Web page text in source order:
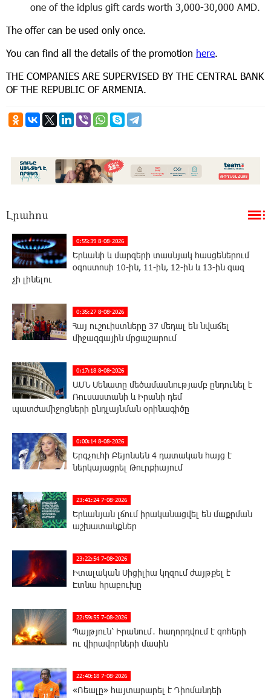
one of the idplus gift cards worth 3,000-30,000 AMD.
The offer can be used only once.
You can find all the details of the promotion here
THE COMPANIES ARE SUPERVISED BY THE CENTRAL BANK
OF THE REPUBLIC OF ARMENIA.
Լրահոս
0:55:39 8-08-2026
Երևանի և մարզերի տասնյակ հասցեներում
օգոստոսի 10-ին, 11-ին, 12-ին և 13-ին գազ
չի լինելու
0:35:27 8-08-2026
Հայ ուշուիստները 37 մեդալ են նվաճել
միջազգային մրցաշարում
0:17:18 8-08-2026
ԱՄՆ Սենատը մեծամասնությամբ ընդունել է
Ռուսաստանի և Իրանի դեմ
պատժամիջոցների ընդլայնման օրինագիծը
0:00:14 8-08-2026
Երգչուհի Բեյոնսեն ​​4 դատական հայց է
ներկայացրել Թուրքիայում
23:41:24 7-08-2026
Երևանյան լճում իրականացվել են մաքրման
աշխատանքներ
23:22:54 7-08-2026
Իտալական Սիցիլիա կղզում ժայթքել է
Էտնա հրաբուխը
22:59:55 7-08-2026
Պայթյուն՝ Իրանում․ հաղորդվում է զոհերի
ու վիրավորների մասին
22:40:18 7-08-2026
«Ռեալը» հայտարարել է Դիոմանդեի